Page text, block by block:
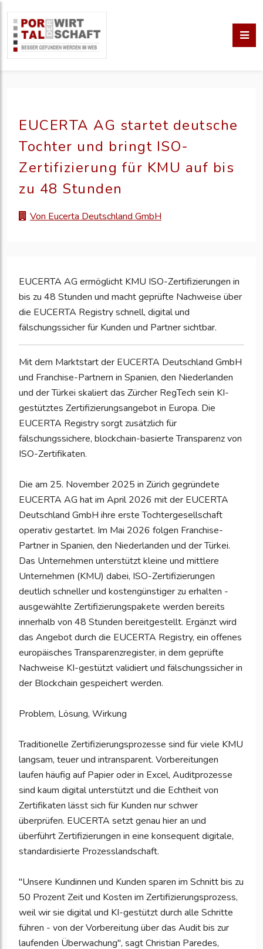
EUCERTA AG startet deutsche
Tochter und bringt ISO-
Zertifizierung für KMU auf bis
zu 48 Stunden
Von Eucerta Deutschland GmbH
EUCERTA AG ermöglicht KMU ISO-Zertifizierungen in
bis zu 48 Stunden und macht geprüfte Nachweise über
die EUCERTA Registry schnell, digital und
fälschungssicher für Kunden und Partner sichtbar.
Mit dem Marktstart der EUCERTA Deutschland GmbH
und Franchise-Partnern in Spanien, den Niederlanden
und der Türkei skaliert das Zürcher RegTech sein KI-
gestütztes Zertifizierungsangebot in Europa. Die
EUCERTA Registry sorgt zusätzlich für
fälschungssichere, blockchain-basierte Transparenz von
ISO-Zertifikaten.
Die am 25. November 2025 in Zürich gegründete
EUCERTA AG hat im April 2026 mit der EUCERTA
Deutschland GmbH ihre erste Tochtergesellschaft
operativ gestartet. Im Mai 2026 folgen Franchise-
Partner in Spanien, den Niederlanden und der Türkei.
Das Unternehmen unterstützt kleine und mittlere
Unternehmen (KMU) dabei, ISO-Zertifizierungen
deutlich schneller und kostengünstiger zu erhalten -
ausgewählte Zertifizierungspakete werden bereits
innerhalb von 48 Stunden bereitgestellt. Ergänzt wird
das Angebot durch die EUCERTA Registry, ein offenes
europäisches Transparenzregister, in dem geprüfte
Nachweise KI-gestützt validiert und fälschungssicher in
der Blockchain gespeichert werden.
Problem, Lösung, Wirkung
Traditionelle Zertifizierungsprozesse sind für viele KMU
langsam, teuer und intransparent. Vorbereitungen
laufen häufig auf Papier oder in Excel, Auditprozesse
sind kaum digital unterstützt und die Echtheit von
Zertifikaten lässt sich für Kunden nur schwer
überprüfen. EUCERTA setzt genau hier an und
überführt Zertifizierungen in eine konsequent digitale,
standardisierte Prozesslandschaft.
"Unsere Kundinnen und Kunden sparen im Schnitt bis zu
50 Prozent Zeit und Kosten im Zertifizierungsprozess,
weil wir sie digital und KI-gestützt durch alle Schritte
führen - von der Vorbereitung über das Audit bis zur
laufenden Überwachung", sagt Christian Paredes,